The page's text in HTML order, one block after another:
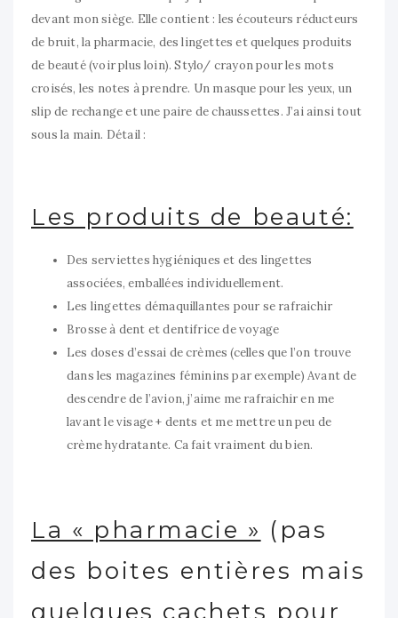
devant mon siège. Elle contient : les écouteurs réducteurs
de bruit, la pharmacie, des lingettes et quelques produits
de beauté (voir plus loin). Stylo/ crayon pour les mots
croisés, les notes à prendre. Un masque pour les yeux, un
slip de rechange et une paire de chaussettes. J’ai ainsi tout
sous la main. Détail :
Les produits de beauté:
Des serviettes hygiéniques et des lingettes
associées, emballées individuellement.
Les lingettes démaquillantes pour se rafraichir
Brosse à dent et dentifrice de voyage
Les doses d’essai de crèmes (celles que l’on trouve
dans les magazines féminins par exemple) Avant de
descendre de l’avion, j’aime me rafraichir en me
lavant le visage + dents et me mettre un peu de
crème hydratante. Ca fait vraiment du bien.
La « pharmacie » (pas
des boites entières mais
quelques cachets pour